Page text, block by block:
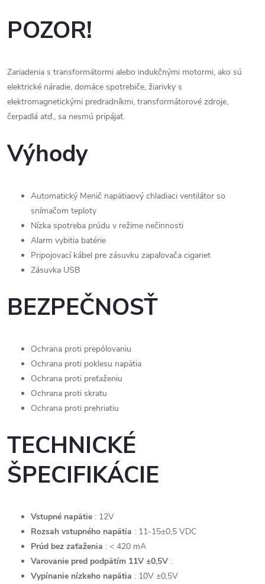
POZOR!
Zariadenia s transformátormi alebo indukčnými motormi, ako sú
elektrické náradie, domáce spotrebiče, žiarivky s
elektromagnetickými predradníkmi, transformátorové zdroje,
čerpadlá atď., sa nesmú pripájať.
Výhody
Automatický Menič napätiaový chladiaci ventilátor so
snímačom teploty
Nízka spotreba prúdu v režime nečinnosti
Alarm vybitia batérie
Pripojovací kábel pre zásuvku zapaľovača cigariet
Zásuvka USB
BEZPEČNOSŤ
Ochrana proti prepólovaniu
Ochrana proti poklesu napätia
Ochrana proti preťaženiu
Ochrana proti skratu
Ochrana proti prehriatiu
TECHNICKÉ
ŠPECIFIKÁCIE
Vstupné napätie : 12V
Rozsah vstupného napätia : 11-15±0,5 VDC
Prúd bez zaťaženia : < 420 mA
Varovanie pred podpätím 11V ±0,5V :
Vypínanie nízkeho napätia : 10V ±0,5V